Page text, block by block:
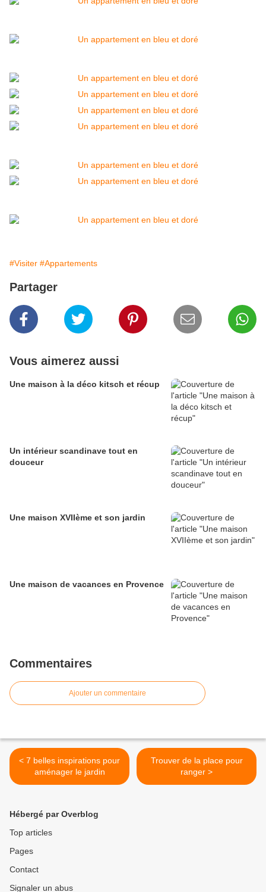
#Visiter #Appartements
Partager
Vous aimerez aussi
Une maison à la déco kitsch et récup
Un intérieur scandinave tout en
douceur
Une maison XVIIème et son jardin
Une maison de vacances en Provence
Commentaires
Ajouter un commentaire
< 7 belles inspirations pour
aménager le jardin
Trouver de la place pour
ranger >
Hébergé par Overblog
Top articles
Pages
Contact
Signaler un abus